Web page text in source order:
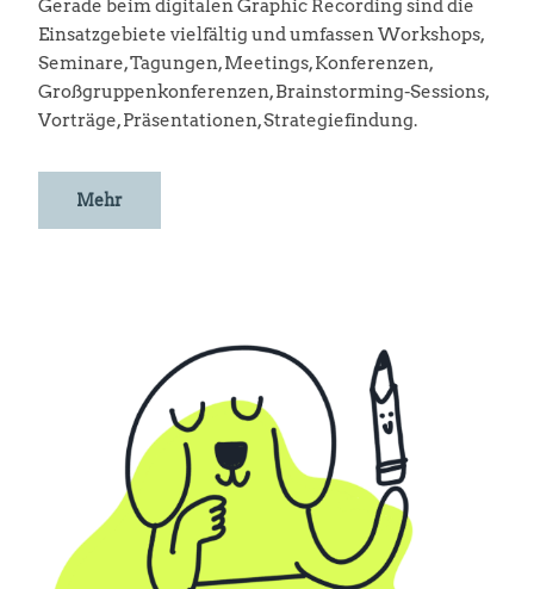
Gerade beim digitalen Graphic Recording sind die
Einsatzgebiete vielfältig und umfassen Workshops,
Seminare, Tagungen, Meetings, Konferenzen,
Großgruppenkonferenzen, Brainstorming-Sessions,
Vorträge, Präsentationen, Strategiefindung.
Mehr